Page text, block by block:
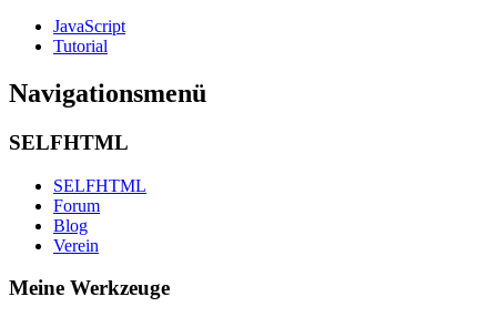
JavaScript
Tutorial
Navigationsmenü
SELFHTML
SELFHTML
Forum
Blog
Verein
Meine Werkzeuge